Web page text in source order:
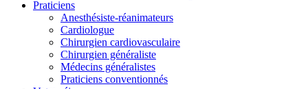
Praticiens
Anesthésiste-réanimateurs
Cardiologue
Chirurgien cardiovasculaire
Chirurgien généraliste
Médecins généralistes
Praticiens conventionnés